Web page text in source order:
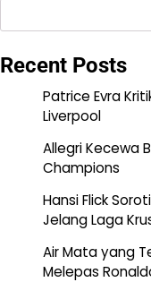
Recent Posts
Patrice Evra
Liverpool
Allegri Kecewa
Champions
Hansi Flick
Jelang Laga
Air Mata yang
Melepas